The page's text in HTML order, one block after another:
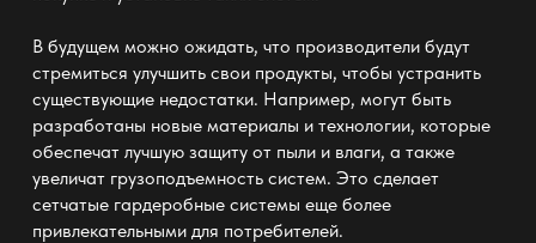
В будущем можно ожидать, что производители будут
стремиться улучшить свои продукты, чтобы устранить
существующие недостатки. Например, могут быть
разработаны новые материалы и технологии, которые
обеспечат лучшую защиту от пыли и влаги, а также
увеличат грузоподъемность систем. Это сделает
сетчатые гардеробные системы еще более
привлекательными для потребителей.